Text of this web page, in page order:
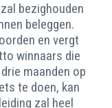
bezighouden
beleggen.
en vergt
winnaars die
maanden op
te doen, kan
zal heel